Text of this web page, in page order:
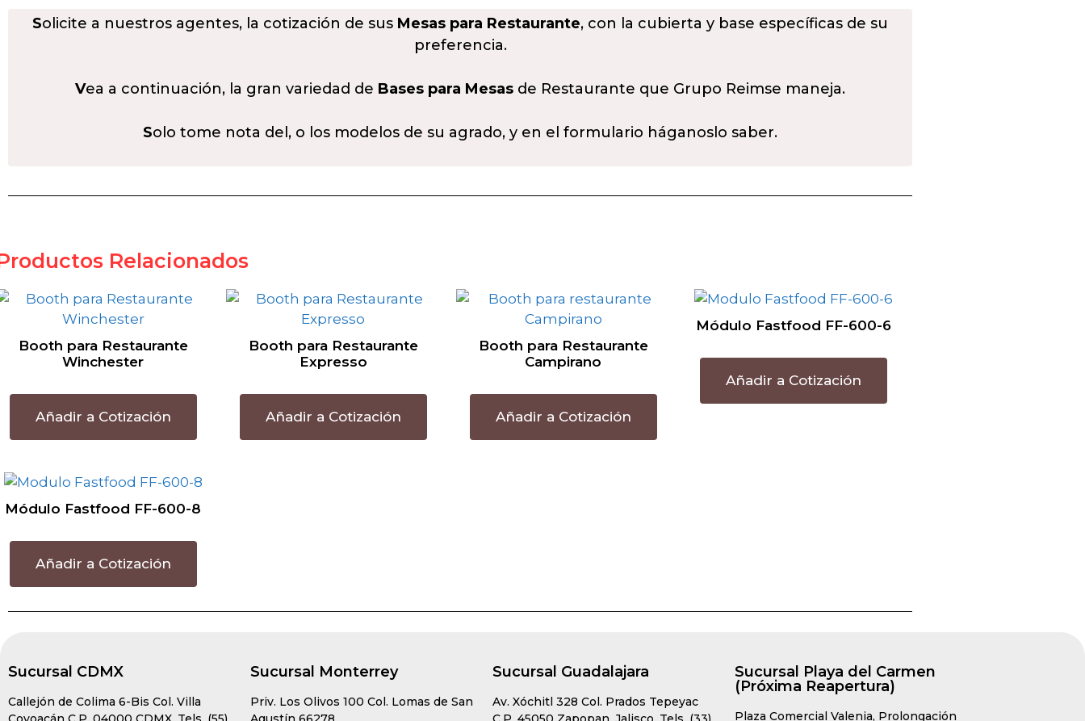
Solicite a nuestros agentes, la cotización de sus Mesas para Restaurante, con la cubierta y base específicas de su
preferencia.
Vea a continuación, la gran variedad de Bases para Mesas de Restaurante que Grupo Reimse maneja.
Solo tome nota del, o los modelos de su agrado, y en el formulario háganoslo saber.
Relacionados
Booth para Restaurante
Winchester
Añadir a Cotización
Booth para Restaurante
Expresso
Añadir a Cotización
Booth para Restaurante
Campirano
Añadir a Cotización
Módulo Fastfood FF-600-6
Añadir a Cotización
Módulo Fastfood FF-600-8
Añadir a Cotización
Sucursal CDMX
Callejón de Colima 6-Bis Col. Villa
Sucursal Monterrey
Priv. Los Olivos 100 Col. Lomas de San
Sucursal Guadalajara
Av. Xóchitl 328 Col. Prados Tepeyac
Sucursal Playa del Carmen
(Próxima Reapertura)
Plaza Comercial Valenia, Prolongación